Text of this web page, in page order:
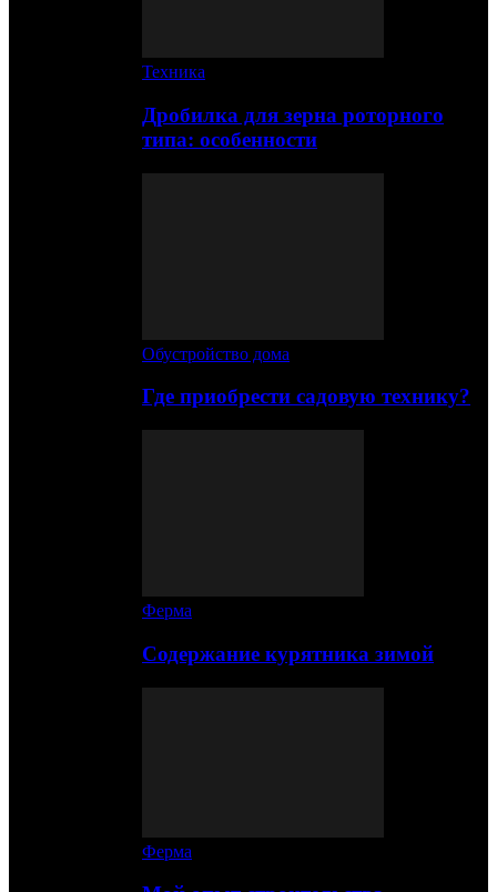
Техника
Дробилка для зерна роторного
типа: особенности
Обустройство дома
Где приобрести садовую технику?
Ферма
Содержание курятника зимой
Ферма